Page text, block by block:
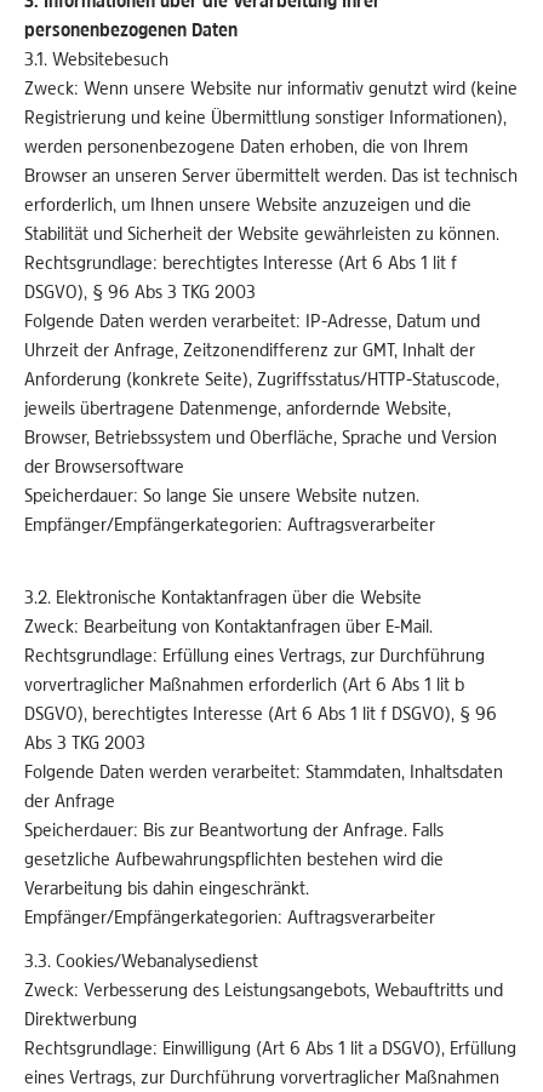
personenbezogenen Daten
3.1. Websitebesuch
Zweck: Wenn unsere Website nur informativ genutzt wird (keine
Registrierung und keine Übermittlung sonstiger Informationen),
werden personenbezogene Daten erhoben, die von Ihrem
Browser an unseren Server übermittelt werden. Das ist technisch
erforderlich, um Ihnen unsere Website anzuzeigen und die
Stabilität und Sicherheit der Website gewährleisten zu können.
Rechtsgrundlage: berechtigtes Interesse (Art 6 Abs 1 lit f
DSGVO), § 96 Abs 3 TKG 2003
Folgende Daten werden verarbeitet: IP-Adresse, Datum und
Uhrzeit der Anfrage, Zeitzonendifferenz zur GMT, Inhalt der
Anforderung (konkrete Seite), Zugriffsstatus/HTTP-Statuscode,
jeweils übertragene Datenmenge, anfordernde Website,
Browser, Betriebssystem und Oberfläche, Sprache und Version
der Browsersoftware
Speicherdauer: So lange Sie unsere Website nutzen.
Empfänger/Empfängerkategorien: Auftragsverarbeiter
3.2. Elektronische Kontaktanfragen über die Website
Zweck: Bearbeitung von Kontaktanfragen über E-Mail.
Rechtsgrundlage: Erfüllung eines Vertrags, zur Durchführung
vorvertraglicher Maßnahmen erforderlich (Art 6 Abs 1 lit b
DSGVO), berechtigtes Interesse (Art 6 Abs 1 lit f DSGVO), § 96
Abs 3 TKG 2003
Folgende Daten werden verarbeitet: Stammdaten, Inhaltsdaten
der Anfrage
Speicherdauer: Bis zur Beantwortung der Anfrage. Falls
gesetzliche Aufbewahrungspflichten bestehen wird die
Verarbeitung bis dahin eingeschränkt.
Empfänger/Empfängerkategorien: Auftragsverarbeiter
3.3. Cookies/Webanalysedienst
Zweck: Verbesserung des Leistungsangebots, Webauftritts und
Direktwerbung
Rechtsgrundlage: Einwilligung (Art 6 Abs 1 lit a DSGVO), Erfüllung
eines Vertrags, zur Durchführung vorvertraglicher Maßnahmen